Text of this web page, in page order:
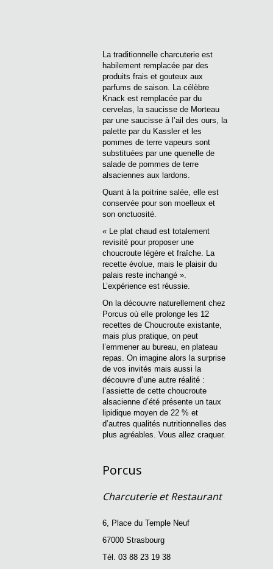
La traditionnelle charcuterie est
habilement remplacée par des
produits frais et gouteux aux
parfums de saison. La célèbre
Knack est remplacée par du
cervelas, la saucisse de Morteau
par une saucisse à l’ail des ours, la
palette par du Kassler et les
pommes de terre vapeurs sont
substituées par une quenelle de
salade de pommes de terre
alsaciennes aux lardons.
Quant à la poitrine salée, elle est
conservée pour son moelleux et
son onctuosité.
« Le plat chaud est totalement
revisité pour proposer une
choucroute légère et fraîche. La
recette évolue, mais le plaisir du
palais reste inchangé ».
L’expérience est réussie.
On la découvre naturellement chez
Porcus où elle prolonge les 12
recettes de Choucroute existante,
mais plus pratique, on peut
l’emmener au bureau, en plateau
repas. On imagine alors la surprise
de vos invités mais aussi la
découvre d’une autre réalité :
l’assiette de cette choucroute
alsacienne d’été présente un taux
lipidique moyen de 22 % et
d’autres qualités nutritionnelles des
plus agréables. Vous allez craquer.
Porcus
Charcuterie et Restaurant
6, Place du Temple Neuf
67000 Strasbourg
Tél. 03 88 23 19 38